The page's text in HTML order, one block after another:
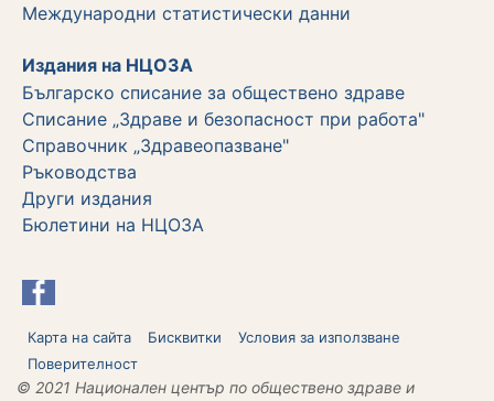
Международни статистически данни
Издания на НЦОЗА
Българско списание за обществено здраве
Списание „Здраве и безопасност при работа"
Справочник „Здравеопазване"
Ръководства
Други издания
Бюлетини на НЦОЗА
Карта на сайта Бисквитки
Условия за използване
Поверителност
© 2021 Национален център по обществено здраве и